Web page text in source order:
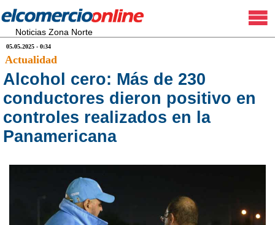
Noticias Zona Norte
05.05.2025 - 0:34
Actualidad
Alcohol cero: Más de 230
conductores dieron positivo en
controles realizados en la
Panamericana